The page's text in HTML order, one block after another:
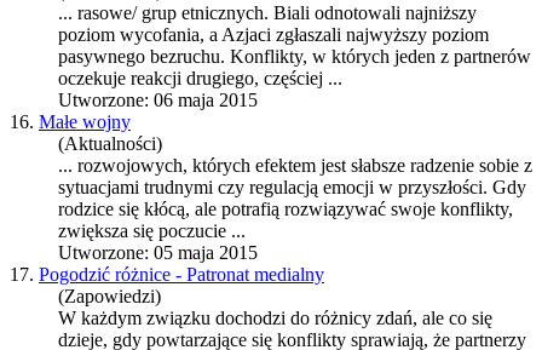
... rasowe/ grup etnicznych. Biali odnotowali najniższy
poziom wycofania, a Azjaci zgłaszali najwyższy poziom
pasywnego bezruchu. Konflikty, w których jeden z partnerów
oczekuje reakcji drugiego, częściej ...
Utworzone: 06 maja 2015
16. Małe wojny
(Aktualności)
... rozwojowych, których efektem jest słabsze radzenie sobie z
sytuacjami trudnymi czy regulacją emocji w przyszłości. Gdy
rodzice się kłócą, ale potrafią rozwiązywać swoje konflikty,
zwiększa się poczucie ...
Utworzone: 05 maja 2015
17. Pogodzić różnice - Patronat medialny
(Zapowiedzi)
W każdym związku dochodzi do różnicy zdań, ale co się
dzieje, gdy powtarzające się konflikty sprawiają, że partnerzy